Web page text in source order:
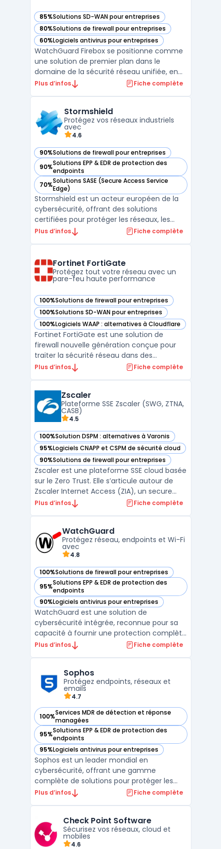
85%Solutions SD-WAN pour entreprises
— voir WatchGuard Firebox dans cette catégorie
80%Solutions de firewall pour entreprises
— voir WatchGuard Firebox dans cette catégorie
60%Logiciels antivirus pour entreprises
— voir WatchGuard Firebox dans cette catégorie
WatchGuard Firebox se positionne comme
une solution de premier plan dans le
domaine de la sécurité réseau unifiée, en
offrant une gamme complète de
numériques en constante évolution. Cette
plateforme intègre une gestion réseau
centrali ...
Plus d’infos Fiche complète
Stormshield
Protégez vos réseaux industriels
avec
4.6
90%Solutions de firewall pour entreprises
— voir Stormshield dans cette catégorie
90%Solutions EPP & EDR de protection des
endpoints
— voir Stormshield dans cette catégorie
70%Solutions SASE (Secure Access Service
Edge)
— voir Stormshield dans cette catégorie
Stormshield est un acteur européen de la
cybersécurité, offrant des solutions
certifiées pour protéger les réseaux, les
postes de travail et les environnements
Stormshield garantit une protection
avancée adaptée aux bes ...
Plus d’infos Fiche complète
Fortinet FortiGate
Protégez tout votre réseau avec un
pare-feu haute performance
100%Solutions de firewall pour entreprises
— voir Fortinet FortiGate dans cette catégorie
100%Solutions SD-WAN pour entreprises
— voir Fortinet FortiGate dans cette catégorie
100%Logiciels WAAP : alternatives à Cloudflare
— voir Fortinet FortiGate dans cette catégorie
Fortinet FortiGate est une solution de
firewall nouvelle génération conçue pour
traiter la sécurité réseau dans des
environnements où la performance et
un important volume de trafic, tout en
assurant une visibilité ...
Plus d’infos Fiche complète
Zscaler
Plateforme SSE Zscaler (SWG, ZTNA,
CASB)
4.5
100%Solution DSPM : alternatives à Varonis
— voir Zscaler dans cette catégorie
95%Logiciels CNAPP et CSPM de sécurité cloud
— voir Zscaler dans cette catégorie
90%Solutions de firewall pour entreprises
— voir Zscaler dans cette catégorie
Zscaler est une plateforme SSE cloud basée
sur le Zero Trust. Elle s’articule autour de
Zscaler Internet Access (ZIA), un secure
web gateway cloud opéré en proxy cloud
protection des données. L’architecture en
prox ...
Plus d’infos Fiche complète
WatchGuard
Protégez réseau, endpoints et Wi-Fi
avec
4.8
100%Solutions de firewall pour entreprises
— voir WatchGuard dans cette catégorie
95%Solutions EPP & EDR de protection des
endpoints
— voir WatchGuard dans cette catégorie
90%Logiciels antivirus pour entreprises
— voir WatchGuard dans cette catégorie
WatchGuard est une solution de
cybersécurité intégrée, reconnue pour sa
capacité à fournir une protection complète
et simplifiée des réseaux, des endpoints et
WatchGuard facilite la gestion de la
sécurité grâce à des so ...
Plus d’infos Fiche complète
Sophos
Protégez endpoints, réseaux et
emails
4.7
100%Services MDR de détection et réponse
managées
— voir Sophos dans cette catégorie
95%Solutions EPP & EDR de protection des
endpoints
— voir Sophos dans cette catégorie
95%Logiciels antivirus pour entreprises
— voir Sophos dans cette catégorie
Sophos est un leader mondial en
cybersécurité, offrant une gamme
complète de solutions pour protéger les
endpoints, les réseaux, les applications
technologies avancées avec une gestion
centralisée pour simplifier la cybers ...
Plus d’infos Fiche complète
Check Point Software
Sécurisez vos réseaux, cloud et
mobiles
4.6